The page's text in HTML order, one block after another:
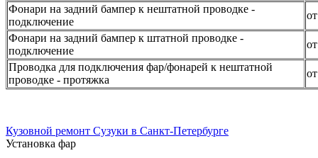
Фонари на задний бампер к нештатной проводке -
подключение
Фонари на задний бампер к штатной проводке -
подключение
Проводка для подключения фар/фонарей к нештатной
проводке - протяжка
Кузовной ремонт Сузуки в Санкт-Петербурге
Установка фар